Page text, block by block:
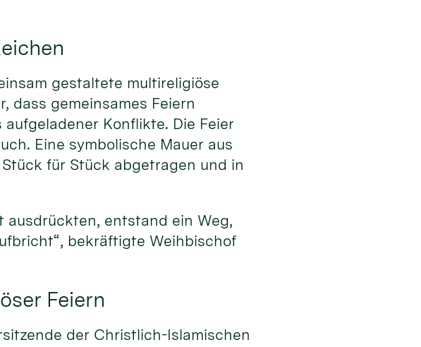
gestaltete multireligiöse
dass gemeinsames Feiern
Konflikte. Die Feier
Eine symbolische Mauer aus
für Stück abgetragen und in
ausdrückten, entstand ein Weg,
bekräftigte Weihbischof
Feiern
der Christlich-Islamischen